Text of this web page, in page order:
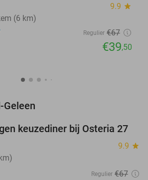
9.9 star
(6 km)
Regulier €67
€39,50
Geleen
41%
keuzediner bij Osteria 27
9.9 star
Regulier €67